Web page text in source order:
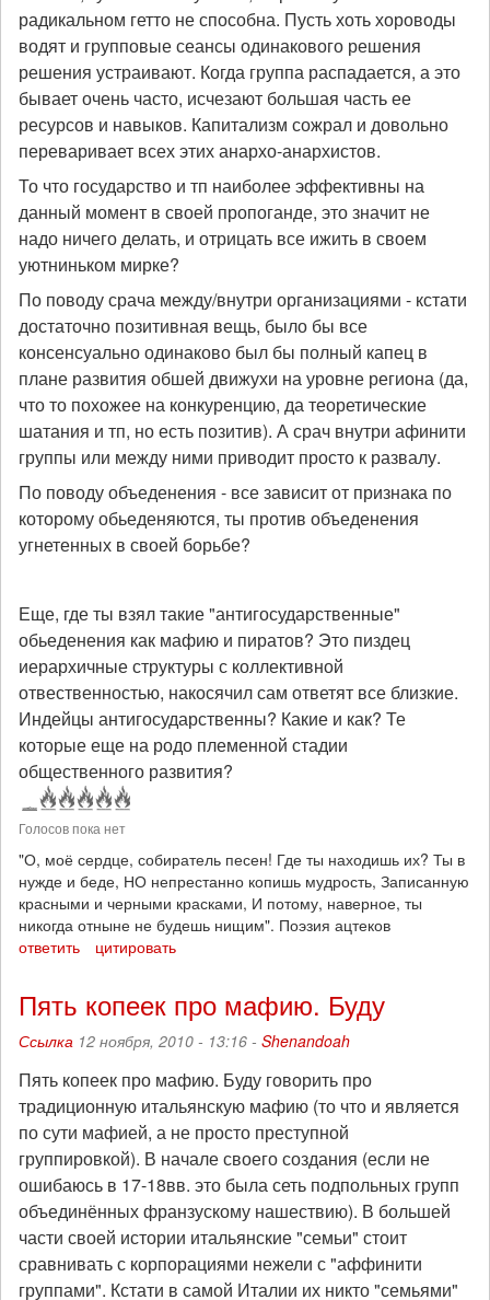
радикальном гетто не способна. Пусть хоть хороводы
водят и групповые сеансы одинакового решения
решения устраивают. Когда группа распадается, а это
бывает очень часто, исчезают большая часть ее
ресурсов и навыков. Капитализм сожрал и довольно
переваривает всех этих анархо-анархистов.
То что государство и тп наиболее эффективны на
данный момент в своей пропоганде, это значит не
надо ничего делать, и отрицать все ижить в своем
уютниньком мирке?
По поводу срача между/внутри организациями - кстати
достаточно позитивная вещь, было бы все
консенсуально одинаково был бы полный капец в
плане развития обшей движухи на уровне региона (да,
что то похожее на конкуренцию, да теоретические
шатания и тп, но есть позитив). А срач внутри афинити
группы или между ними приводит просто к развалу.
По поводу объеденения - все зависит от признака по
которому обьеденяются, ты против объеденения
угнетенных в своей борьбе?
Еще, где ты взял такие "антигосударственные"
обьеденения как мафию и пиратов? Это пиздец
иерархичные структуры с коллективной
отвественностью, накосячил сам ответят все близкие.
Индейцы антигосударственны? Какие и как? Те
которые еще на родо племенной стадии
общественного развития?
Голосов пока нет
"О, моё сердце, собиратель песен! Где ты находишь их? Ты в
нужде и беде, НО непрестанно копишь мудрость, Записанную
красными и черными красками, И потому, наверное, ты
никогда отныне не будешь нищим". Поэзия ацтеков
ответить
цитировать
Пять копеек про мафию. Буду
Ссылка 12 ноября, 2010 - 13:16 - Shenandoah
Пять копеек про мафию. Буду говорить про
традиционную итальянскую мафию (то что и является
по сути мафией, а не просто преступной
группировкой). В начале своего создания (если не
ошибаюсь в 17-18вв. это была сеть подпольных групп
объединённых франзускому нашествию). В большей
части своей истории итальянские "семьи" стоит
сравнивать с корпорациями нежели с "аффинити
группами". Кстати в самой Италии их никто "семьями"